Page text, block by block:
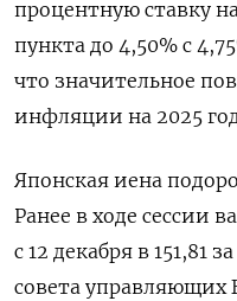
процентную ставку
пункта до 4,50% с
что значительное
инфляции на 2025
Японская иена
Ранее в ходе сессии
с 12 декабря в 151,81
совета управляющих